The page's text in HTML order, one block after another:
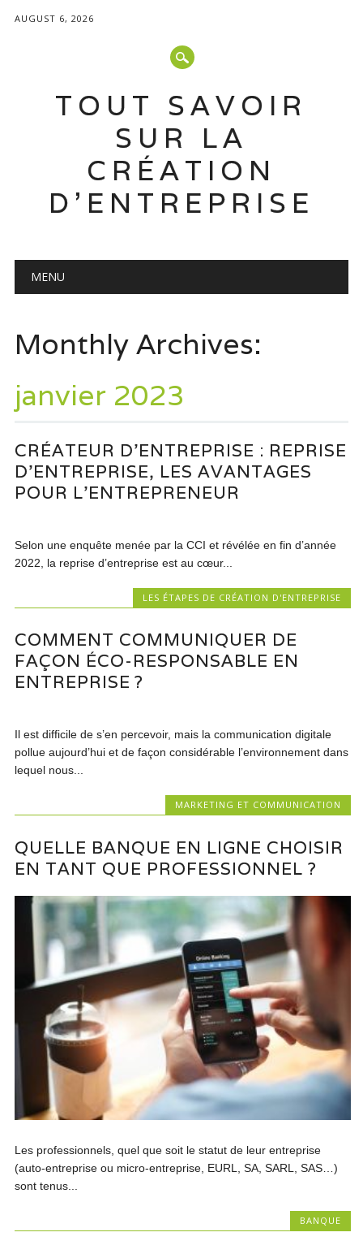
AUGUST 6, 2026
TOUT SAVOIR
SUR LA
CRÉATION
D'ENTREPRISE
Main menu
MENU
Monthly Archives:
janvier 2023
CRÉATEUR D’ENTREPRISE : REPRISE
D’ENTREPRISE, LES AVANTAGES
POUR L’ENTREPRENEUR
Selon une enquête menée par la CCI et révélée en fin d’année
2022, la reprise d’entreprise est au cœur...
LES ÉTAPES DE CRÉATION D'ENTREPRISE
COMMENT COMMUNIQUER DE
FAÇON ÉCO-RESPONSABLE EN
ENTREPRISE ?
Il est difficile de s’en percevoir, mais la communication digitale
pollue aujourd’hui et de façon considérable l’environnement dans
lequel nous...
MARKETING ET COMMUNICATION
QUELLE BANQUE EN LIGNE CHOISIR
EN TANT QUE PROFESSIONNEL ?
Les professionnels, quel que soit le statut de leur entreprise
(auto-entreprise ou micro-entreprise, EURL, SA, SARL, SAS…)
sont tenus...
BANQUE